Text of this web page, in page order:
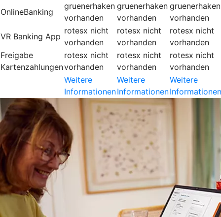
OnlineBanking
gruenerhaken
vorhanden
gruenerhaken
vorhanden
gruenerhaken
vorhanden
VR Banking App
rotesx nicht
vorhanden
rotesx nicht
vorhanden
rotesx nicht
vorhanden
Freigabe
Kartenzahlungen
rotesx nicht
vorhanden
rotesx nicht
vorhanden
rotesx nicht
vorhanden
Weitere
Informationen
Weitere
Informationen
Weitere
Informationen